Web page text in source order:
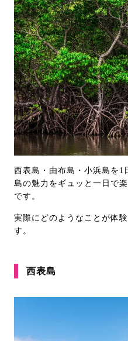
西表島・由布島・小浜島を1
島の魅力をギュッと一日で
です。
実際にどのようなことが体
す。
西表島